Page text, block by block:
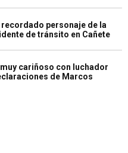
personaje de la
de tránsito en Cañete
cariñoso con luchador
de Marcos